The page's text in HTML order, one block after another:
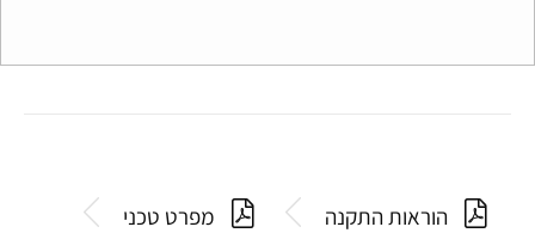
הוראות התקנה מפרט טכני